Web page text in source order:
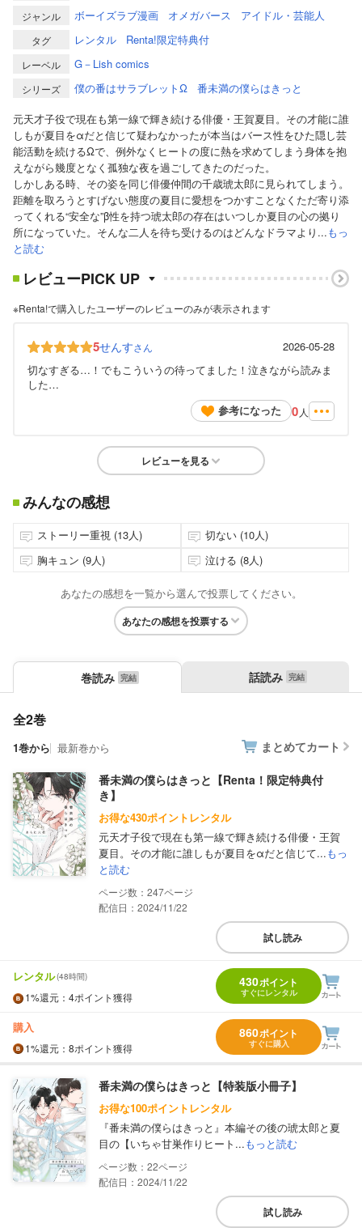
ジャンル ボーイズラブ漫画 オメガバース アイドル・芸能人
タグ レンタル Renta!限定特典付
レーベル G－Lish comics
シリーズ 僕の番はサラブレットΩ
番未満の僕らはきっと
元天才子役で現在も第一線で輝き続ける俳優・王賀夏目。その才能に誰
しもが夏目をαだと信じて疑わなかったが本当はバース性をひた隠し芸
能活動を続けるΩで、例外なくヒートの度に熱を求めてしまう身体を抱
えながら幾度となく孤独な夜を過ごしてきたのだった。
しかしある時、その姿を同じ俳優仲間の千歳琥太郎に見られてしまう。
距離を取ろうとすげない態度の夏目に愛想をつかすことなくただ寄り添
ってくれる“安全な”β性を持つ琥太郎の存在はいつしか夏目の心の拠り
所になっていた。そんな二人を待ち受けるのはどんなドラマより...もっ
と読む
レビューPICK UP
※Renta!で購入したユーザーのレビューのみが表示されます
5せんすさん
2026-05-28
切なすぎる…！でもこういうの待ってました！泣きながら読みま
した…
参考になった
0 人
レビューを見る
みんなの感想
ストーリー重視 (13人)
切ない (10人)
胸キュン (9人)
泣ける (8人)
あなたの感想を一覧から選んで投票してください。
あなたの感想を投票する
巻読み 話読み
全2巻
1巻から 最新巻から まとめてカート
番未満の僕らはきっと【Renta！限定特典付
き】
お得な430ポイントレンタル
元天才子役で現在も第一線で輝き続ける俳優・王賀
夏目。その才能に誰しもが夏目をαだと信じて...もっ
と読む
247
配信日：2024/11/22
試し読み
レンタル(48時間)
1%還元 ：4ポイント獲得
430ポイント
すぐにレンタル
購入
1%還元 ：8ポイント獲得
860ポイント
すぐに購入
番未満の僕らはきっと【特装版小冊子】
お得な100ポイントレンタル
『番未満の僕らはきっと』本編その後の琥太郎と夏
目の【いちゃ甘巣作りヒート...もっと読む
22
配信日：2024/11/22
試し読み